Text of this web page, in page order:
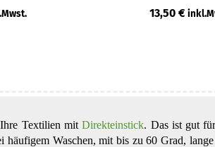
13,50 €
Textilien mitDirekteinstick. Das ist gut
häufigem Waschen, mit bis zu 60 Grad,